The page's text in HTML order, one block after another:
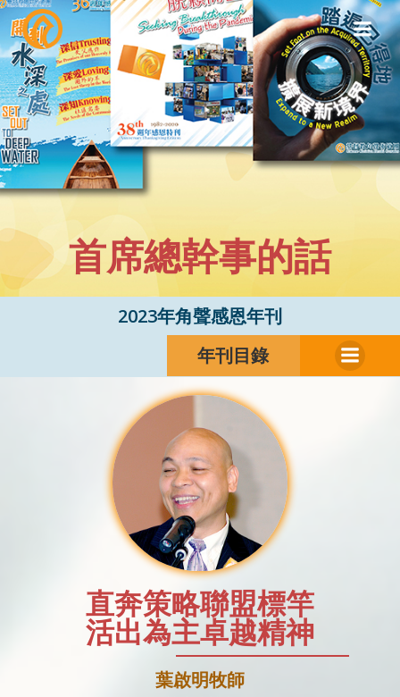
Skip
to
content
首席總幹事的話
2023年角聲感恩年刊
年刊目錄
直奔策略聯盟標竿
活出為主卓越精神
葉啟明牧師